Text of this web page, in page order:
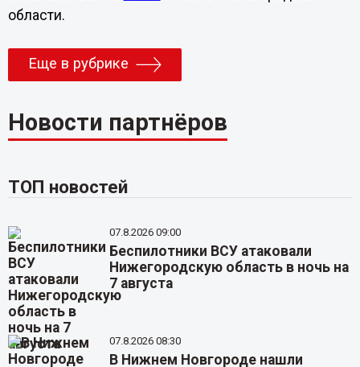
области.
Еще в рубрике
Новости партнёров
ТОП новостей
07.8.2026 09:00
Беспилотники ВСУ атаковали
Нижегородскую область в ночь на
7 августа
07.8.2026 08:30
В Нижнем Новгороде нашли